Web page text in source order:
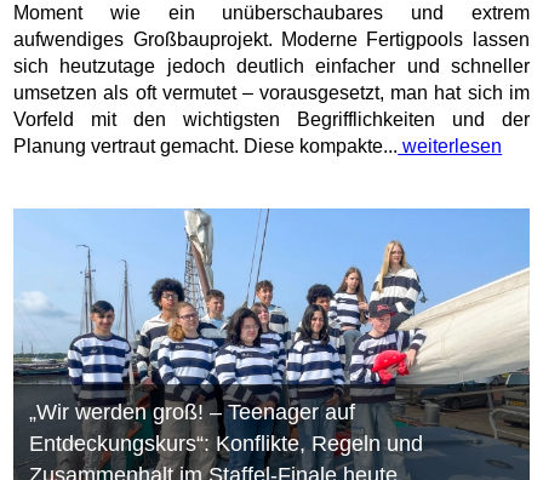
Moment wie ein unüberschaubares und extrem
aufwendiges Großbauprojekt. Moderne Fertigpools lassen
sich heutzutage jedoch deutlich einfacher und schneller
umsetzen als oft vermutet – vorausgesetzt, man hat sich im
Vorfeld mit den wichtigsten Begrifflichkeiten und der
Planung vertraut gemacht. Diese kompakte... weiterlesen
„Wir werden groß! – Teenager auf
Entdeckungskurs“: Konflikte, Regeln und
Zusammenhalt im Staffel-Finale heute